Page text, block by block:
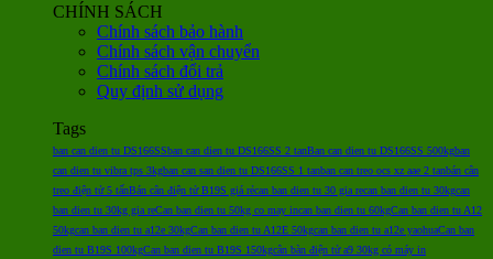
CHÍNH SÁCH
Chính sách bảo hành
Chính sách vận chuyển
Chính sách đổi trả
Quy định sử dụng
Tags
ban can dien tu DS166SSban can dien tu DS166SS 2 tanBan can dien tu DS166SS 500kgban
can dien tu vibra tps 3kgban can san dien tu DS166SS 1 tanban can treo ocs xz aae 2 tanbán cân
treo điện tử 5 tấnBán cân điện tử B19S giá rẻcan ban dien tu 30 gia recan ban dien tu 30kgcan
ban dien tu 30kg gia reCan ban dien tu 50kg co may incan ban dien tu 60kgCan ban dien tu A12
50kgcan ban dien tu a12e 30kgCan ban dien tu A12E 50kgcan ban dien tu a12e yaohuaCan ban
dien tu B19S 100kgCan ban dien tu B19S 150kgcân bàn điện tử a9 30kg có máy in